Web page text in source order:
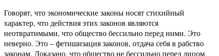
Говорят, что экономические законы носят стихийный
характер, что действия этих законов являются
неотвратимыми, что общество бессильно перед ними. Это
неверно. Это – фетишизация законов, отдача себя в рабство
законам. Доказано, что общество не бессильно перед лицом